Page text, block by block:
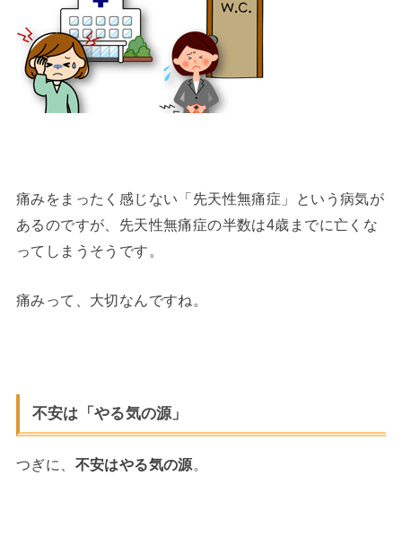
痛みをまったく感じない「先天性無痛症」という病気が
あるのですが、先天性無痛症の半数は4歳までに亡くな
ってしまうそうです。
痛みって、大切なんですね。
不安は「やる気の源」
つぎに、 不安はやる気の源。